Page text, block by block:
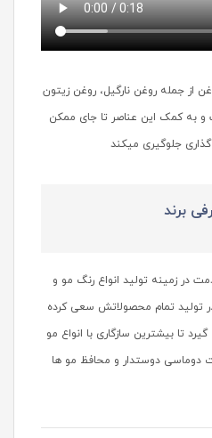
از جمله روغن نارگیل، روغن زیتون
به کمک این عناصر تا جای ممکن
جلوگیری میکند
برند
در زمینه تولید انواع رنگ مو و
تولید تمام محصولاتش سعی کرده
تا بیشترین سازگاری با انواع مو
دوماسی دوستدار و محافظ مو ها